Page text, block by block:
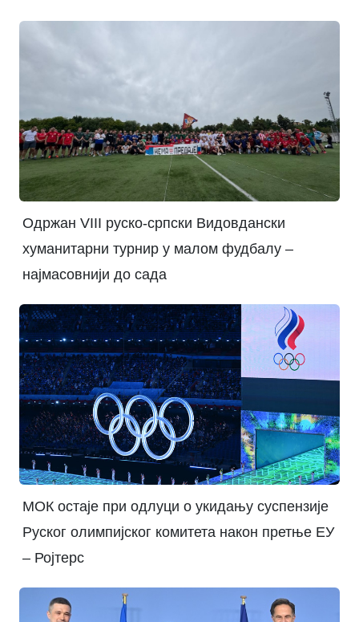
Одржан VIII руско-српски Видовдански
хуманитарни турнир у малом фудбалу –
најмасовнији до сада
МОК остаје при одлуци о укидању суспензије
Руског олимпијског комитета након претње ЕУ
– Ројтерс